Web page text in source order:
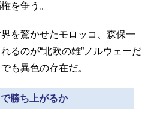
を争う。
を驚かせたモロッコ、森保一
るのが“北欧の雄”ノルウェーだ
も異色の存在だ。
勝ち上がるか